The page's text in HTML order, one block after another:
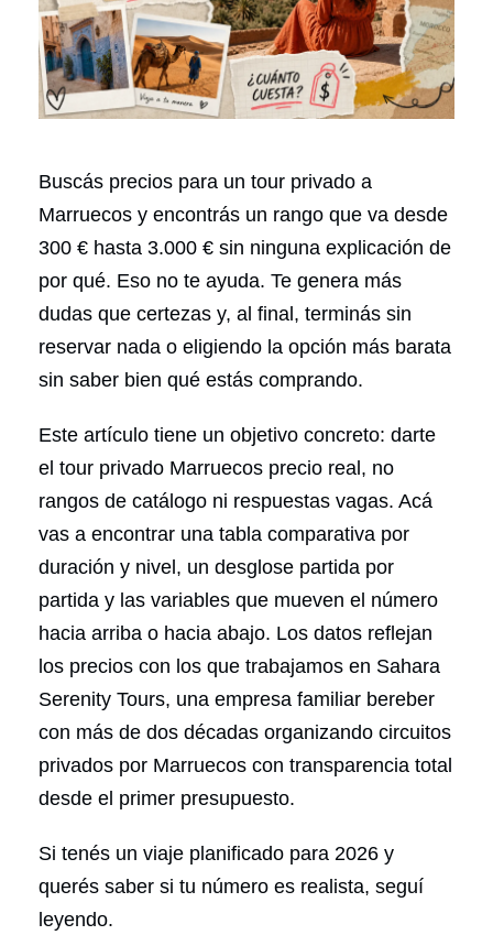
Buscás precios para un tour privado a
Marruecos y encontrás un rango que va desde
300 € hasta 3.000 € sin ninguna explicación de
por qué. Eso no te ayuda. Te genera más
dudas que certezas y, al final, terminás sin
reservar nada o eligiendo la opción más barata
sin saber bien qué estás comprando.
Este artículo tiene un objetivo concreto: darte
el tour privado Marruecos precio real, no
rangos de catálogo ni respuestas vagas. Acá
vas a encontrar una tabla comparativa por
duración y nivel, un desglose partida por
partida y las variables que mueven el número
hacia arriba o hacia abajo. Los datos reflejan
los precios con los que trabajamos en Sahara
Serenity Tours, una empresa familiar bereber
con más de dos décadas organizando circuitos
privados por Marruecos con transparencia total
desde el primer presupuesto.
Si tenés un viaje planificado para 2026 y
querés saber si tu número es realista, seguí
leyendo.